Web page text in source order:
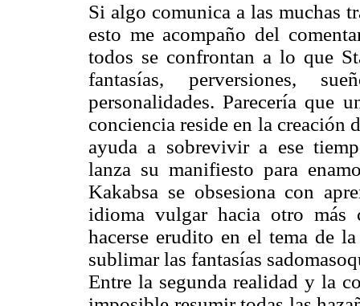
Si algo comunica a las muchas
esto me acompaño del
todos se confrontan a lo que
fantasías, perversiones,
personalidades. Parecería que
conciencia reside en la creación
ayuda a sobrevivir a ese
lanza su manifiesto para
Kakabsa se obsesiona con
idioma vulgar hacia otro más
hacerse erudito en el tema de
sublimar las fantasías
Entre la segunda realidad y la